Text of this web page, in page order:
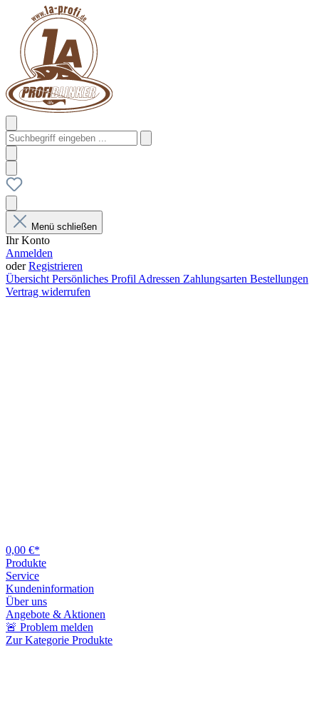
Menü schließen
Ihr Konto
Anmelden
oderRegistrieren
Übersicht Persönliches Profil Adressen Zahlungsarten Bestellungen
Vertrag widerrufen
0,00 €*
Produkte
Service
Kundeninformation
Über uns
Angebote & Aktionen
🚨 Problem melden
Zur Kategorie Produkte